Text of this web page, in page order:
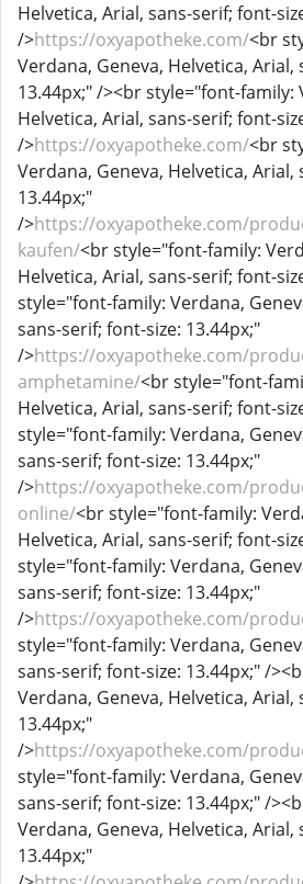
Helvetica, Arial, sans-serif; font-
/>https://oxyapotheke.com/<br
Verdana, Geneva, Helvetica, Arial,
13.44px;" /><br style="font-family:
Helvetica, Arial, sans-serif; font-
/>https://oxyapotheke.com/<br
Verdana, Geneva, Helvetica, Arial,
13.44px;"
/>https://oxyapotheke.com/
kaufen/<br style="font-family:
Helvetica, Arial, sans-serif; font-
style="font-family: Verdana,
sans-serif; font-size: 13.44px;"
/>https://oxyapotheke.com/
amphetamine/<br style="font-
Helvetica, Arial, sans-serif; font-
style="font-family: Verdana,
sans-serif; font-size: 13.44px;"
/>https://oxyapotheke.com/
online/<br style="font-family:
Helvetica, Arial, sans-serif; font-
style="font-family: Verdana,
sans-serif; font-size: 13.44px;"
/>https://oxyapotheke.com/
style="font-family: Verdana,
sans-serif; font-size: 13.44px;" /
Verdana, Geneva, Helvetica, Arial,
13.44px;"
/>https://oxyapotheke.com/
style="font-family: Verdana,
sans-serif; font-size: 13.44px;" /
Verdana, Geneva, Helvetica, Arial,
13.44px;"